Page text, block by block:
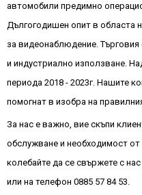
автомобили предимно
Дългогодишен опит в областа
за видеонаблюдение.
и индустриално използване.
периода 2018 - 2023г. Нашите
помогнат в изобра на
За нас е важно, вие скъпи
обслужване и необходимост от
колебайте да се свържете с
или на телефон 0885 57 84 53.